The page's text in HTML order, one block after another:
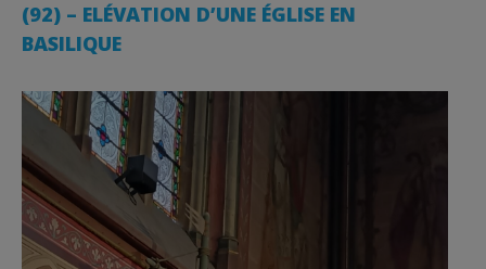
(92) – ELÉVATION D’UNE ÉGLISE EN
BASILIQUE